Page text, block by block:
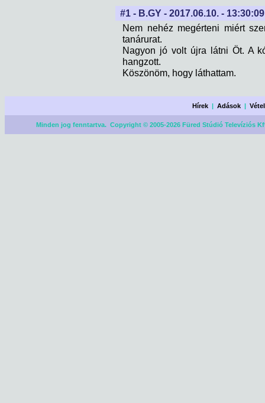
#1 - B.GY - 2017.06.10. - 13:30:09
Nem nehéz megérteni miért
tanárurat.
Nagyon jó volt újra látni Öt. A
hangzott.
Köszönöm, hogy láthattam.
Hírek |Adások |
Minden jog fenntartva. Copyright © 2005-2026 Füred Stúdió Televíziós